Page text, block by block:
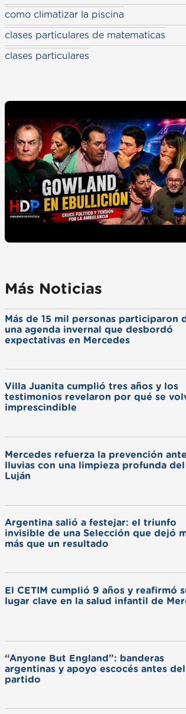
como climatizar la piscina
clases particulares de matematicas
clases particulares
Más Noticias
Más de 15 mil personas participaron
una agenda invernal que desbordó
expectativas en Mercedes
Villa Juanita cumplió tres años y los
testimonios revelaron por qué se
imprescindible
Mercedes refuerza la prevención
lluvias con una limpieza profunda
Luján
Argentina salió a festejar: el triunfo
invisible de una Selección que dejó
más que un resultado
El CETIM cumplió 9 años y reafirmó
lugar clave en la salud infantil de
“Anyone But England”: banderas
argentinas y apoyo escocés antes del
partido